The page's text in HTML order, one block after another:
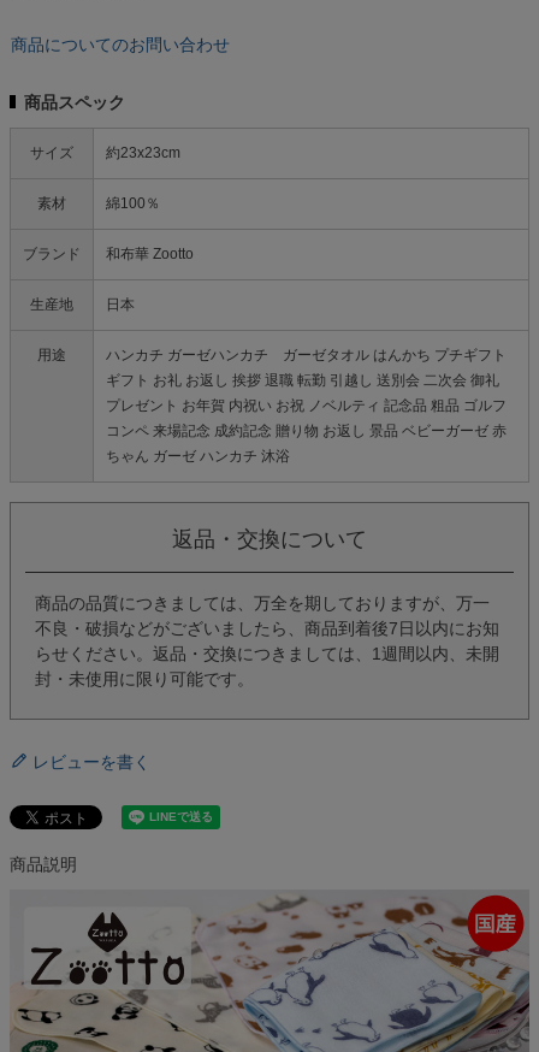
商品についてのお問い合わせ
商品スペック
サイズ 約23x23cm
素材 綿100％
ブランド 和布華 Zootto
生産地 日本
用途
ハンカチ ガーゼハンカチ ガーゼタオル はんかち プチギフト
ギフト お礼 お返し 挨拶 退職 転勤 引越し 送別会 二次会 御礼
プレゼント お年賀 内祝い お祝 ノベルティ 記念品 粗品 ゴルフ
コンペ 来場記念 成約記念 贈り物 お返し 景品 ベビーガーゼ 赤
ちゃん ガーゼ ハンカチ 沐浴
返品・交換について
商品の品質につきましては、万全を期しておりますが、万一
不良・破損などがございましたら、商品到着後7日以内にお知
らせください。返品・交換につきましては、1週間以内、未開
封・未使用に限り可能です。
レビューを書く
商品説明